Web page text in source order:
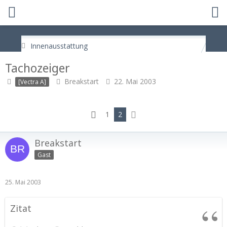
Innenausstattung
Tachozeiger
[Vectra A] Breakstart 22. Mai 2003
1 2
Breakstart
Gast
25. Mai 2003
Zitat